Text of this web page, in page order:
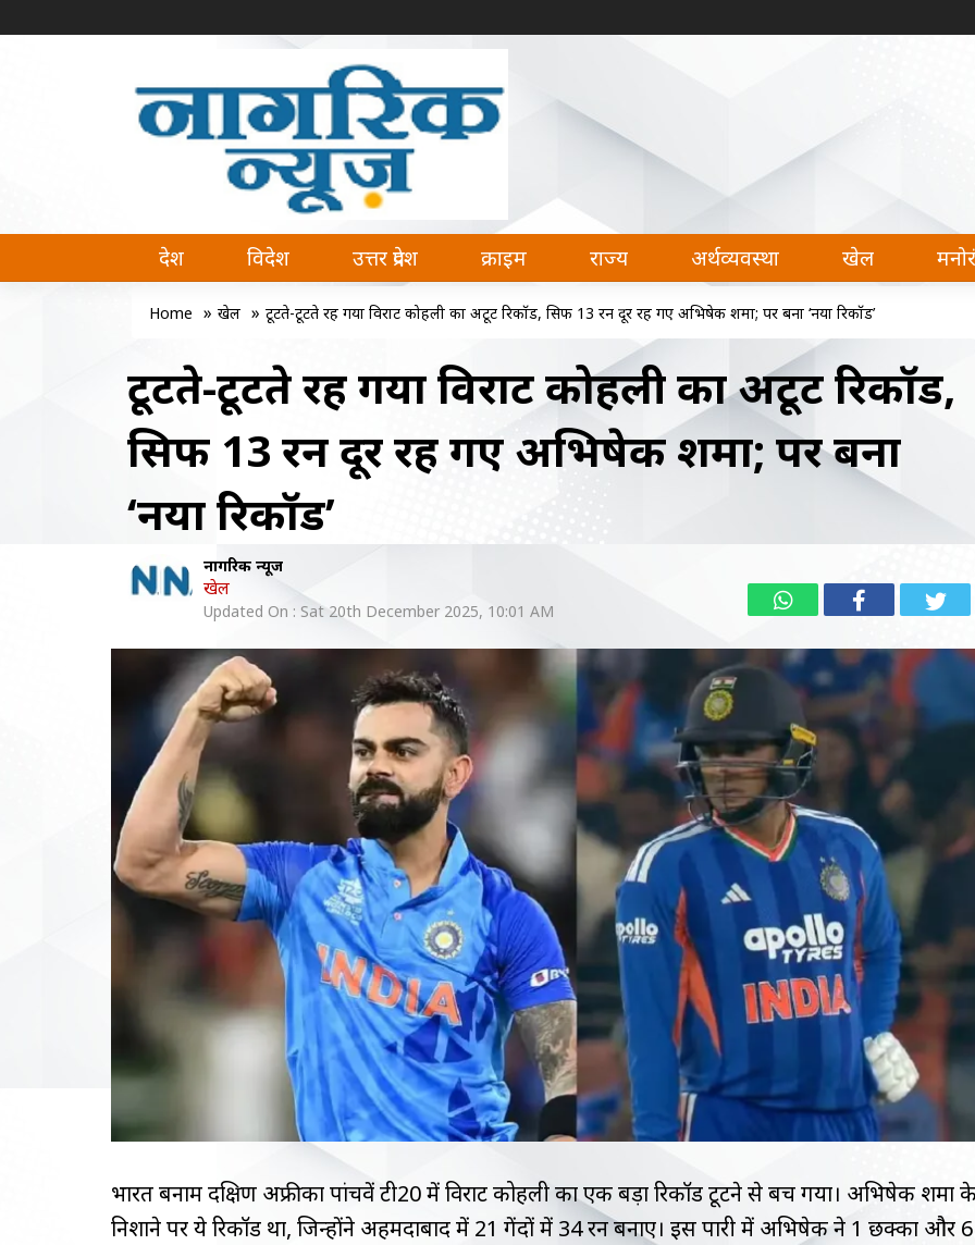
नागरिक न्यूज | Naagrik News
Naagrik News नागरिक न्यूज पर आप देश, विदेश, अर्थव्यवस्था, खेल और मनोरंजन की हर खबर पढ़
देश विदेश उत्तर प्रदेश क्राइम राज्य अर्थव्यवस्था खेल
Home » खेल » टूटते-टूटते रह गया विराट कोहली का अटूट रिकॉर्ड, सिर्फ 13 रन दूर रह गए अभिषेक शर्मा; पर बना ‘नया रिकॉर्ड’
टूटते-टूटते रह गया विराट कोहली का अटूट रिकॉर्ड,
सिर्फ 13 रन दूर रह गए अभिषेक शर्मा; पर बना
‘नया रिकॉर्ड’
नागरिक न्यूज
खेल
Updated On : Sat 20th December 2025, 10:01 AM
भारत बनाम दक्षिण अफ्रीका पांचवें टी20 में विराट कोहली का एक बड़ा रिकॉर्ड टूटने से बच गया। अभिषेक शर्मा
निशाने पर ये रिकॉर्ड था, जिन्होंने अहमदाबाद में 21 गेंदों में 34 रन बनाए। इस पारी में अभिषेक ने 1 छक्का और 6